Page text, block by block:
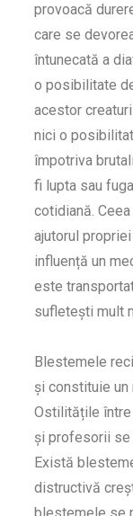
provoacă
care se
întunecată a
o posibilitate
acestor
nici o
împotriva
fi lupta sau
cotidiană.
ajutorul
influență un
este
sufletești mult
Blestemele
și constituie
Ostilitățile
și profesorii
Există
distructivă